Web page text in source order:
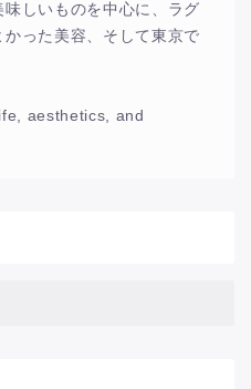
しいものを中心に、ラグ
った美容、そして東京で
aesthetics, and